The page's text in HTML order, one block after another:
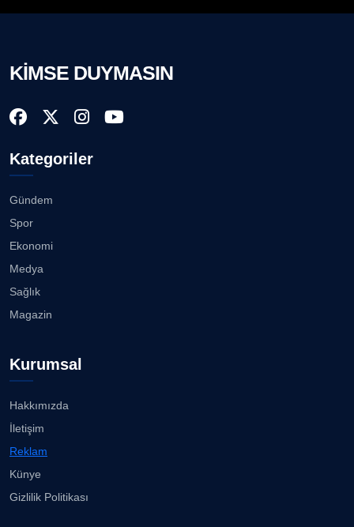
KİMSE DUYMASIN
Kategoriler
Gündem
Spor
Ekonomi
Medya
Sağlık
Magazin
Kurumsal
Hakkımızda
İletişim
Reklam
Künye
Gizlilik Politikası